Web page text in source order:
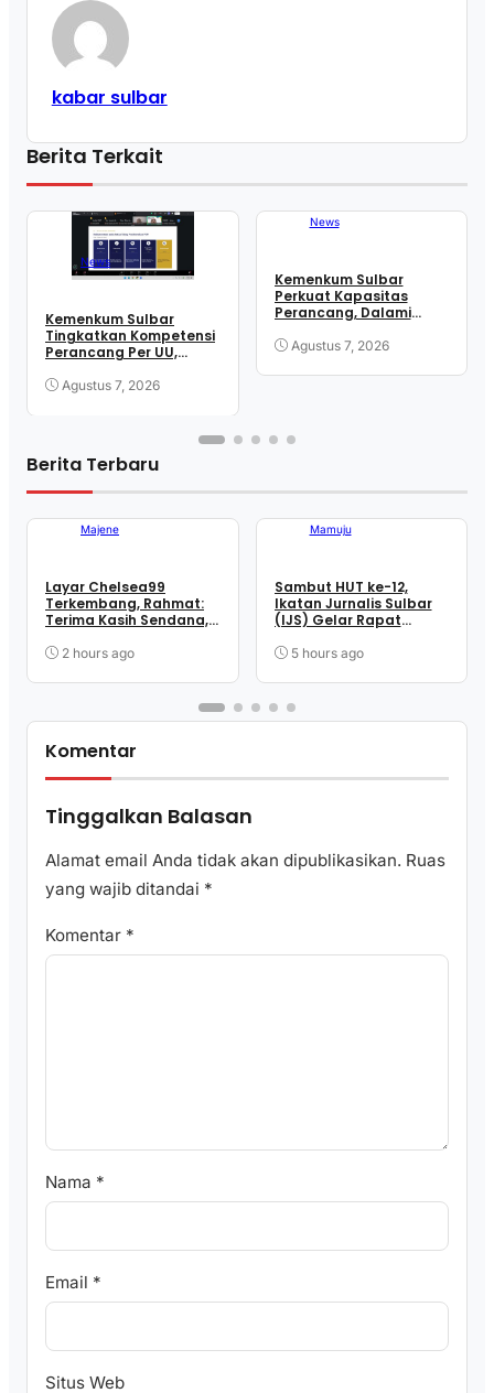
kabar sulbar
Berita Terkait
News
Kemenkum Sulbar
Tingkatkan Kompetensi
Perancang Per UU,
Berkualitas
Agustus 7, 2026
News
Kemenkum Sulbar
Perkuat Kapasitas
Perancang, Dalami
Pengundangan
Agustus 7, 2026
Berita Terbaru
Majene
Layar Chelsea99
Terkembang, Rahmat:
Terima Kasih Sendana,
Penopang Perjuangan
2 hours ago
Mamuju
Sambut HUT ke-12,
Ikatan Jurnalis Sulbar
(IJS) Gelar Rapat
Panitia
5 hours ago
Komentar
Tinggalkan Balasan
Alamat email Anda tidak akan dipublikasikan. Ruas
yang wajib ditandai *
Komentar *
Nama *
Email *
Situs Web